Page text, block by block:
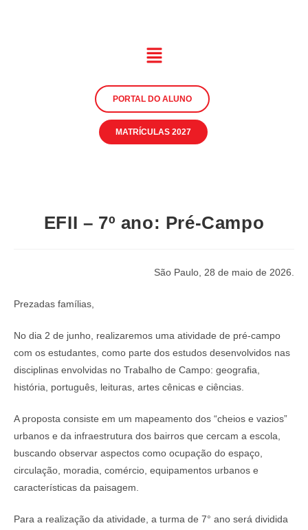
PORTAL DO ALUNO
MATRÍCULAS 2027
EFII – 7º ano: Pré-Campo
São Paulo, 28 de maio de 2026.
Prezadas famílias,
No dia 2 de junho, realizaremos uma atividade de pré-campo
com os estudantes, como parte dos estudos desenvolvidos nas
disciplinas envolvidas no Trabalho de Campo: geografia,
história, português, leituras, artes cênicas e ciências.
A proposta consiste em um mapeamento dos “cheios e vazios”
urbanos e da infraestrutura dos bairros que cercam a escola,
buscando observar aspectos como ocupação do espaço,
circulação, moradia, comércio, equipamentos urbanos e
características da paisagem.
Para a realização da atividade, a turma de 7° ano será dividida